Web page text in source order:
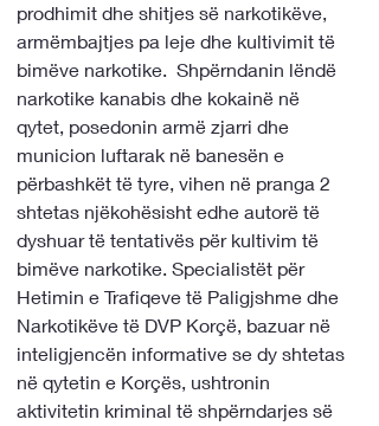
prodhimit dhe shitjes së narkotikëve,
armëmbajtjes pa leje dhe kultivimit të
bimëve narkotike.  Shpërndanin lëndë
narkotike kanabis dhe kokainë në
qytet, posedonin armë zjarri dhe
municion luftarak në banesën e
përbashkët të tyre, vihen në pranga 2
shtetas njëkohësisht edhe autorë të
dyshuar të tentativës për kultivim të
bimëve narkotike. Specialistët për
Hetimin e Trafiqeve të Paligjshme dhe
Narkotikëve të DVP Korçë, bazuar në
inteligjencën informative se dy shtetas
në qytetin e Korçës, ushtronin
aktivitetin kriminal të shpërndarjes së